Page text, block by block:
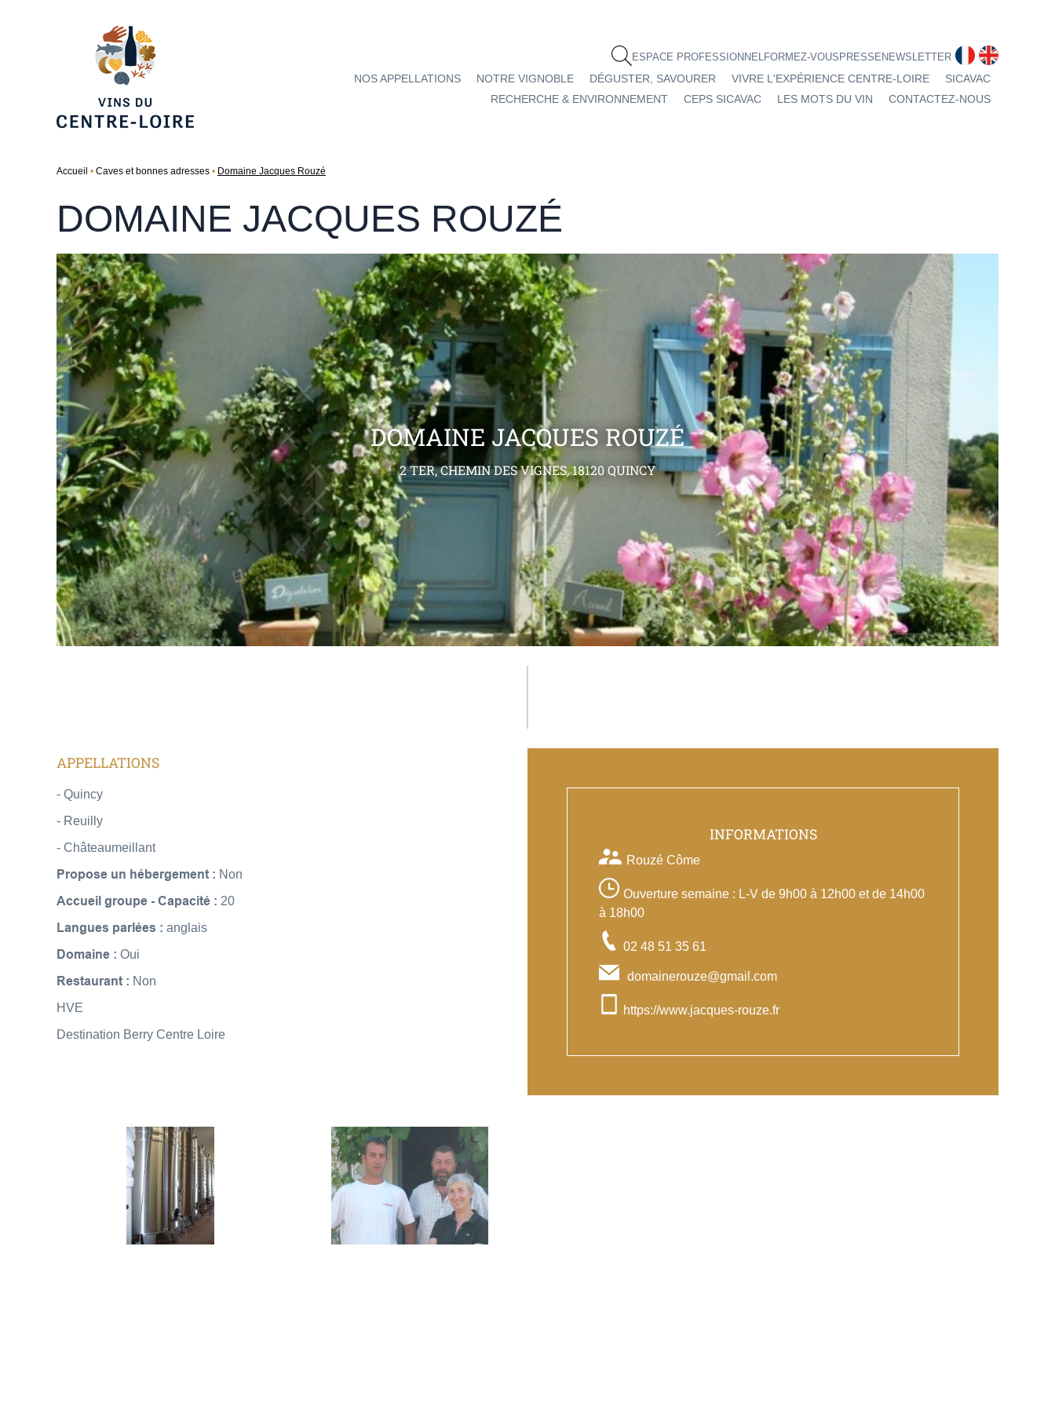
ESPACE PROFESSIONNEL FORMEZ-VOUSPRESSENEWSLETTER fr en
NOS APPELLATIONS NOTRE VIGNOBLE DÉGUSTER, SAVOURER VIVRE L'EXPÉRIENCE CENTRE-LOIRE
SICAVAC
RECHERCHE & ENVIRONNEMENT
CEPS SICAVAC LES MOTS DU VIN CONTACTEZ-NOUS
Accueil Caves et bonnes adresses Domaine Jacques Rouzé
DOMAINE JACQUES ROUZÉ
DOMAINE JACQUES ROUZÉ
2 TER, CHEMIN DES VIGNES, 18120 QUINCY
APPELLATIONS
- Quincy
- Reuilly
- Châteaumeillant
Propose un hébergement : Non
Accueil groupe - Capacité : 20
Langues parlées : anglais
Domaine : Oui
Restaurant : Non
HVE
Destination Berry Centre Loire
INFORMATIONS
Rouzé Côme
Ouverture semaine : L-V de 9h00 à 12h00 et de 14h00
à 18h00
02 48 51 35 61
domainerouze@gmail.com
https://www.jacques-rouze.fr